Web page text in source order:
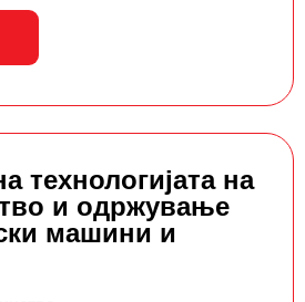
технологијата на
и одржување
машини и